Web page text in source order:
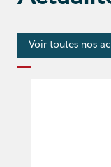
Voir toutes nos